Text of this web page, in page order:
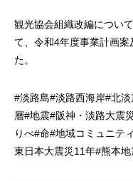
観光協会組織改編につい
て、令和4年度事業計画
た。
#淡路島#淡路西海岸#北淡
層#地震#阪神・淡路大震災
りべ#命#地域コミュニティ
東日本大震災11年#熊本地